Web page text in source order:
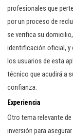
profesionales que
por un proceso de
se verifica su
identificación oficial, y
los usuarios de esta
técnico que acudirá a
confianza.
Experiencia
Otro tema relevante
inversión para